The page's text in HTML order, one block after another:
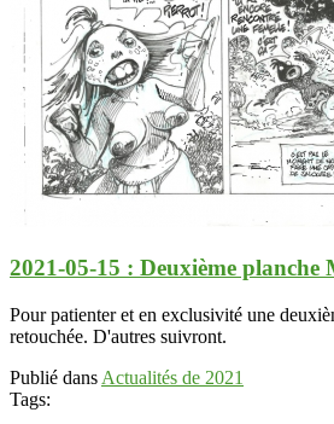
2021-05-15 : Deuxième planche
Pour patienter et en exclusivité une
retouchée. D'autres suivront.
Publié dans Actualités de 2021
Tags: